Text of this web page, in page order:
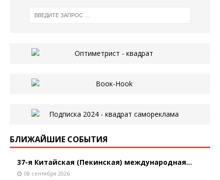
БЛИЖАЙШИЕ СОБЫТИЯ
37-я Китайская (Пекинская) международная...
08 сентября 2026